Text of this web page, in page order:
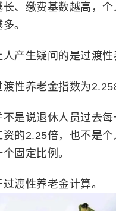
长、缴费基数越高，
。
产生疑问的是过渡性
性养老金指数为
是说退休人员过去
资的2.25倍，也不是
固定比例。
渡性养老金计算。